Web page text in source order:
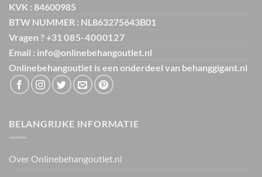
KVK : 84600985
BTW NUMMER : NL863275643B01
Vragen ? +31 085-4000127
Email : info@onlinebehangoutlet.nl
Onlinebehangoutlet is een onderdeel van behanggigant.nl
BELANGRIJKE INFORMATIE
Over Onlinebehangoutlet.nl